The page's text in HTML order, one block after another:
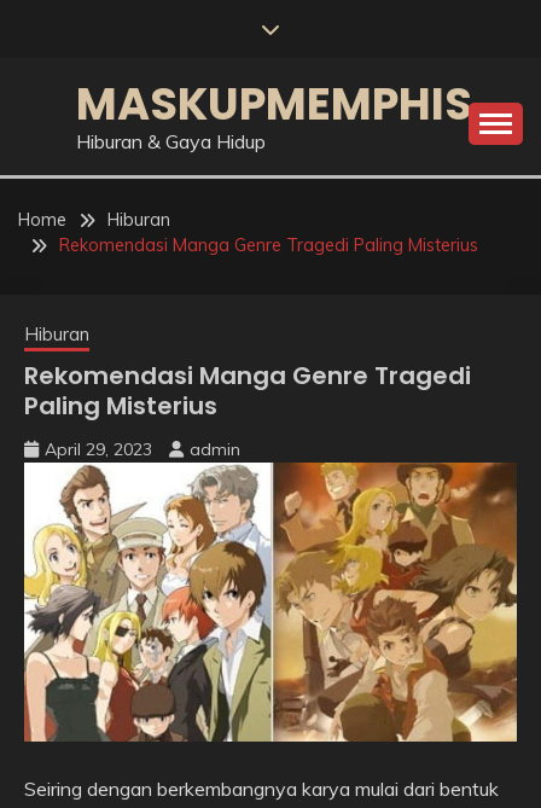
MASKUPMEMPHIS
Hiburan & Gaya Hidup
Home
Hiburan
Rekomendasi Manga Genre Tragedi Paling Misterius
Hiburan
Rekomendasi Manga Genre Tragedi
Paling Misterius
April 29, 2023 admin
Seiring dengan berkembangnya karya mulai dari bentuk